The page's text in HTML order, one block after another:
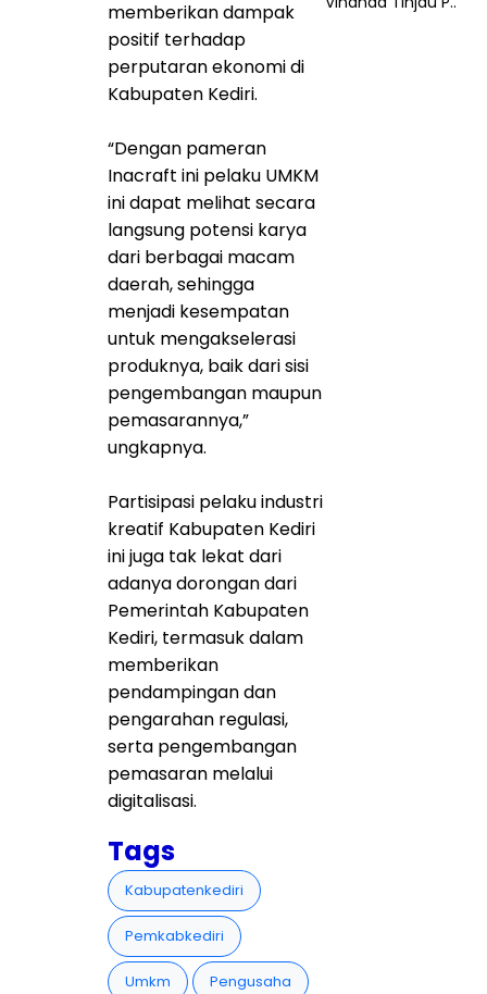
memberikan dampak
positif terhadap
perputaran ekonomi di
Kabupaten Kediri.
“Dengan pameran
Inacraft ini pelaku UMKM
ini dapat melihat secara
langsung potensi karya
dari berbagai macam
daerah, sehingga
menjadi kesempatan
untuk mengakselerasi
produknya, baik dari sisi
pengembangan maupun
pemasarannya,”
ungkapnya.
Partisipasi pelaku industri
kreatif Kabupaten Kediri
ini juga tak lekat dari
adanya dorongan dari
Pemerintah Kabupaten
Kediri, termasuk dalam
memberikan
pendampingan dan
pengarahan regulasi,
serta pengembangan
pemasaran melalui
digitalisasi.
Tags
Kabupatenkediri
Pemkabkediri
Umkm Pengusaha